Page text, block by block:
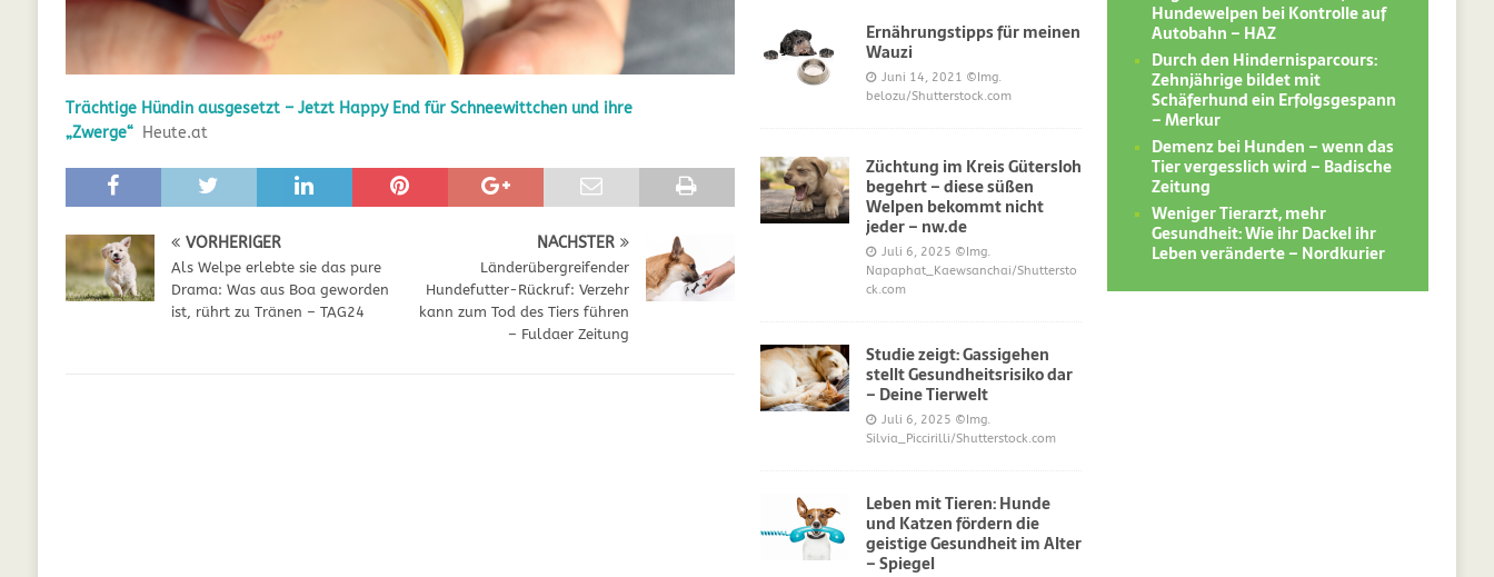
GESUNDHEIT
[ Juli 5, 2025 ] Der Wössinger Hundeverein frönt dem Hoopers-Sport – Badische Neueste Nachrichten SPORT
[ Juli 5, 2025 ] Unter Kritik: Prinzessin Kate und Prinz William müssen sich für ihre Welpen verantworten – OP-
[ September 29, 2021 ] Kalzium für Hunde – Knochen oder Eierschalen? DIES UND DAS
Trächtige Hündin ausgesetzt – Jetzt Happy End für Schneewittchen und ihre
„Zwerge“ Heute.at
VORHERIGER
Als Welpe erlebte sie das pure
Drama: Was aus Boa geworden
ist, rührt zu Tränen – TAG24
NÄCHSTER
Länderübergreifender
Hundefutter-Rückruf: Verzehr
kann zum Tod des Tiers führen
– Fuldaer Zeitung
Ernährungstipps für meinen
Wauzi
Juni 14, 2021 ©Img.
belozu/Shutterstock.com
Züchtung im Kreis Gütersloh
begehrt – diese süßen
Welpen bekommt nicht
jeder – nw.de
Juli 6, 2025 ©Img.
Napaphat_Kaewsanchai/Shuttersto
ck.com
Studie zeigt: Gassigehen
stellt Gesundheitsrisiko dar
– Deine Tierwelt
Juli 6, 2025 ©Img.
Silvia_Piccirilli/Shutterstock.com
Leben mit Tieren: Hunde
und Katzen fördern die
geistige Gesundheit im Alter
– Spiegel
Hundewelpen bei Kontrolle auf
Autobahn – HAZ
Durch den Hindernisparcours:
Zehnjährige bildet mit
Schäferhund ein Erfolgsgespann
– Merkur
Demenz bei Hunden – wenn das
Tier vergesslich wird – Badische
Zeitung
Weniger Tierarzt, mehr
Gesundheit: Wie ihr Dackel ihr
Leben veränderte – Nordkurier